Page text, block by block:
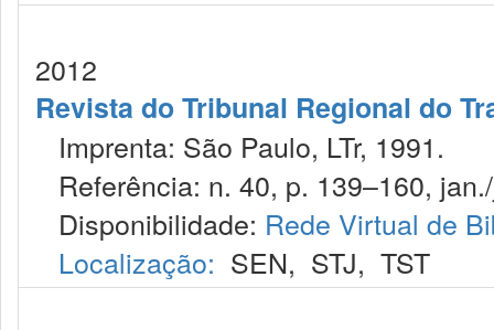
2012
Revista do Tribunal Regional do
Imprenta: São Paulo, LTr, 1991.
Referência: n. 40, p. 139–160,
Disponibilidade: Rede Virtual de
Localização: SEN, STJ, TST